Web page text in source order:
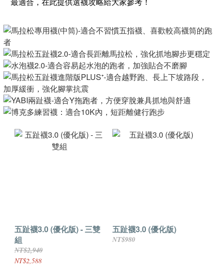
五趾襪3.0 (優化版) - 三雙
組
NT$2,940
NT$2,588
五趾襪3.0 (優化版)
NT$980